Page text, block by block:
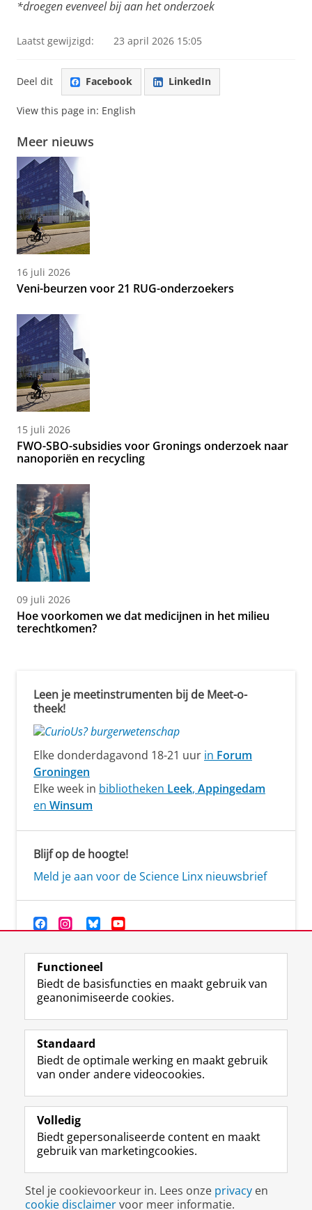
*droegen evenveel bij aan het onderzoek
Laatst gewijzigd: 23 april 2026 15:05
Deel dit Facebook LinkedIn
View this page in: English
Meer nieuws
16 juli 2026
Veni-beurzen voor 21 RUG-onderzoekers
15 juli 2026
FWO-SBO-subsidies voor Gronings onderzoek naar
nanoporiën en recycling
09 juli 2026
Hoe voorkomen we dat medicijnen in het milieu
terechtkomen?
Leen je meetinstrumenten bij de Meet-o-
theek!
Elke donderdagavond 18-21 uur in Forum
Groningen
Elke week in bibliotheken Leek, Appingedam
en Winsum
Blijf op de hoogte!
Meld je aan voor de Science Linx nieuwsbrief
Volg ons op
F
a
e
b
o
p
a
i
n
a
T
w
t
t
r
r
o
i
e
l
I
n
t
r
m
c
c
o
Y
o
T
e
k
a
a
l
Studiekiezers
Alumni
Over ons
Disclaimer & Copyright Privacy
Cookies
Inloggen
Functioneel
Biedt de basisfuncties en maakt gebruik van
geanonimiseerde cookies.
Standaard
Biedt de optimale werking en maakt gebruik
van onder andere videocookies.
Volledig
Biedt gepersonaliseerde content en maakt
gebruik van marketingcookies.
Stel je cookievoorkeur in. Lees onze privacy en
cookie disclaimervoor meer informatie.